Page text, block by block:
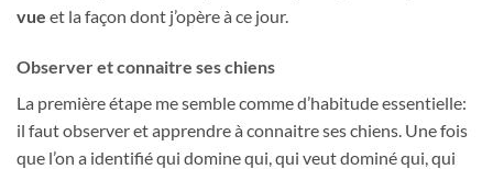
vue et la façon dont j’opère à ce jour.
Observer et connaitre ses chiens
La première étape me semble comme d’habitude essentielle:
il faut observer et apprendre à connaitre ses chiens. Une fois
que l’on a identifié qui domine qui, qui veut dominé qui, qui